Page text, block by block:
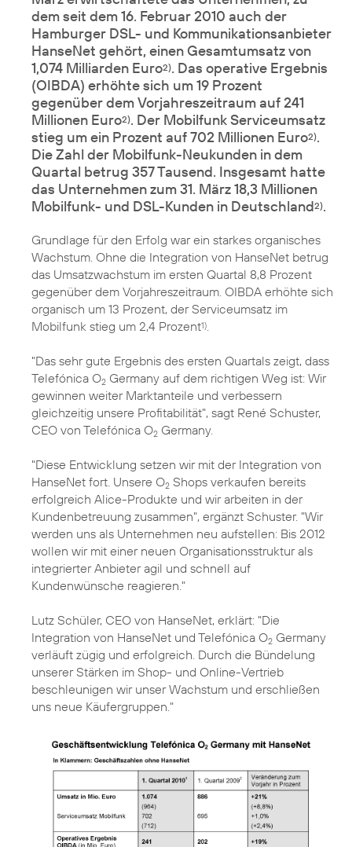
dem seit dem 16. Februar 2010 auch der
Hamburger DSL- und Kommunikationsanbieter
HanseNet gehört, einen Gesamtumsatz von
1,074 Milliarden Euro2). Das operative Ergebnis
(OIBDA) erhöhte sich um 19 Prozent
gegenüber dem Vorjahreszeitraum auf 241
Millionen Euro2). Der Mobilfunk Serviceumsatz
stieg um ein Prozent auf 702 Millionen Euro2).
Die Zahl der Mobilfunk-Neukunden in dem
Quartal betrug 357 Tausend. Insgesamt hatte
das Unternehmen zum 31. März 18,3 Millionen
Mobilfunk- und DSL-Kunden in Deutschland2).
Grundlage für den Erfolg war ein starkes organisches
Wachstum. Ohne die Integration von HanseNet betrug
das Umsatzwachstum im ersten Quartal 8,8 Prozent
gegenüber dem Vorjahreszeitraum. OIBDA erhöhte sich
organisch um 13 Prozent, der Serviceumsatz im
Mobilfunk stieg um 2,4 Prozent1).
"Das sehr gute Ergebnis des ersten Quartals zeigt, dass
Telefónica O2 Germany auf dem richtigen Weg ist: Wir
gewinnen weiter Marktanteile und verbessern
gleichzeitig unsere Profitabilität", sagt René Schuster,
CEO von Telefónica O2 Germany.
"Diese Entwicklung setzen wir mit der Integration von
HanseNet fort. Unsere O2 Shops verkaufen bereits
erfolgreich Alice-Produkte und wir arbeiten in der
Kundenbetreuung zusammen", ergänzt Schuster. "Wir
werden uns als Unternehmen neu aufstellen: Bis 2012
wollen wir mit einer neuen Organisationsstruktur als
integrierter Anbieter agil und schnell auf
Kundenwünsche reagieren."
Lutz Schüler, CEO von HanseNet, erklärt: "Die
Integration von HanseNet und Telefónica O2 Germany
verläuft zügig und erfolgreich. Durch die Bündelung
unserer Stärken im Shop- und Online-Vertrieb
beschleunigen wir unser Wachstum und erschließen
uns neue Käufergruppen."